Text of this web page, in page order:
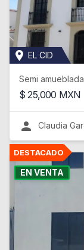
EL CID
Semi amueblada
$25,000 MXN
Claudia
EN VENTA